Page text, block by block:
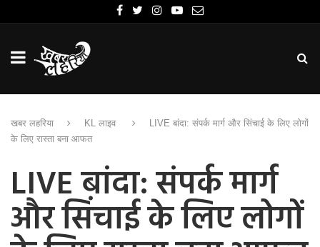
खबर लहरिया KL लाइव
LIVE बांदा: संपर्क मार्ग और सिंचाई के लिए लोगों
के लिए रास्ता बना आफत
LIVE बांदा: संपर्क मार्ग
और सिंचाई के लिए लोगों